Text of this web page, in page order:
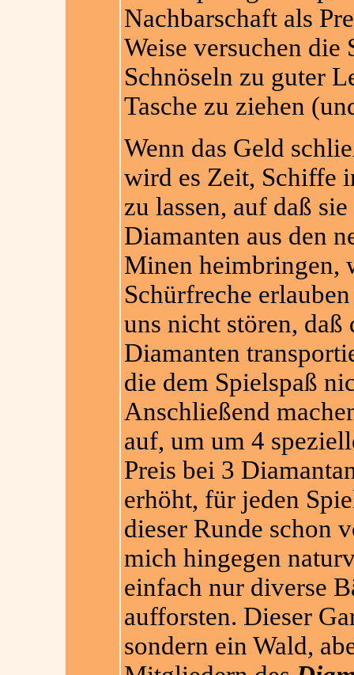
Nachbarschaft als
Weise versuchen die
Schnöseln zu guter
Tasche zu ziehen
Wenn das Geld
wird es Zeit, Schiffe
zu lassen, auf daß
Diamanten aus den
Minen heimbringen,
Schürfreche
uns nicht stören,
Diamanten
die dem Spielspaß
Anschließend
auf, um um 4
Preis bei 3
erhöht, für jeden
dieser Runde schon
mich hingegen
einfach nur diverse
aufforsten. Dieser
sondern ein Wald,